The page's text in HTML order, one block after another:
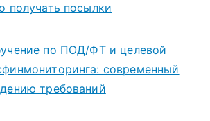
получать посылки
по ПОД/ФТ и целевой
современный
требований